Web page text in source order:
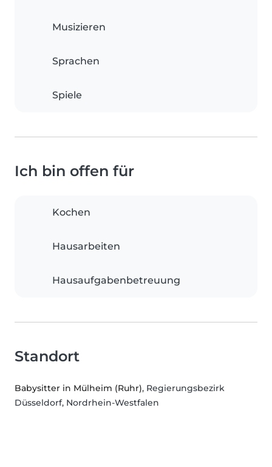
Musizieren
Sprachen
Spiele
Ich bin offen für
Kochen
Hausarbeiten
Hausaufgabenbetreuung
Standort
Babysitter in Mülheim (Ruhr), Regierungsbezirk
Düsseldorf, Nordrhein-Westfalen